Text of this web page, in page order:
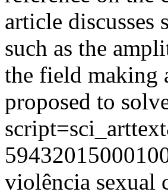
article discusses
such as the
the field making
proposed to
violência sexual